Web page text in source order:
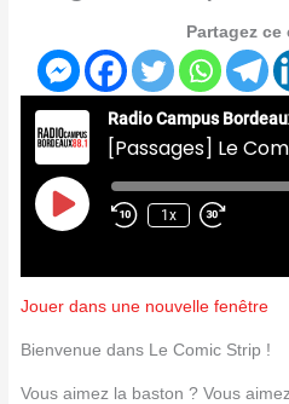
Partagez
Radio Campus
Play
Episode
1x
Jouer dans une nouvelle fenêtre
Bienvenue dans Le Comic Strip !
Vous aimez la baston ? Vous